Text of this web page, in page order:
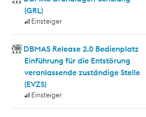
(GRL)
Einsteiger
DBMAS Release 2.0 Bedienplatz
Einführung für die Entstörung
veranlassende zuständige Stelle
(EVZS)
Einsteiger